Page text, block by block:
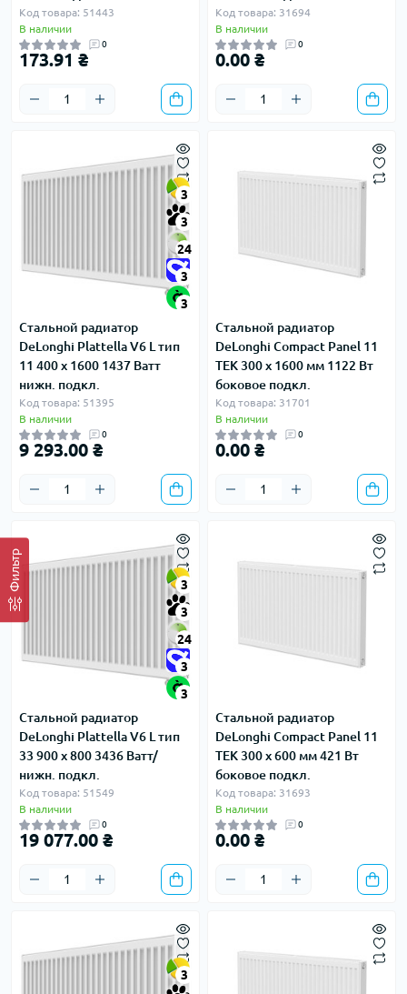
Фильтр
Код товара: 51443
В наличии
0
173.91 ₴
Код товара: 31694
В наличии
0
0.00 ₴
3
3
24
3
3
Стальной радиатор
DeLonghi Plattella V6 L тип
11 400 x 1600 1437 Ватт
нижн. подкл.
Код товара: 51395
В наличии
0
9 293.00 ₴
Стальной радиатор
DeLonghi Compact Panel 11
TEK 300 x 1600 мм 1122 Вт
боковое подкл.
Код товара: 31701
В наличии
0
0.00 ₴
3
3
24
3
3
Стальной радиатор
DeLonghi Plattella V6 L тип
33 900 x 800 3436 Ватт/
нижн. подкл.
Код товара: 51549
В наличии
0
19 077.00 ₴
Стальной радиатор
DeLonghi Compact Panel 11
TEK 300 x 600 мм 421 Вт
боковое подкл.
Код товара: 31693
В наличии
0
0.00 ₴
3